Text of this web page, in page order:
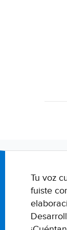
Tu voz
fuiste